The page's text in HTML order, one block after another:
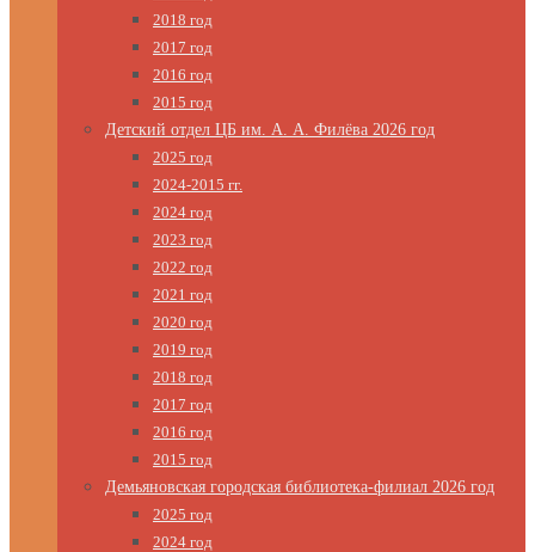
2018 год
2017 год
2016 год
2015 год
Детский отдел ЦБ им. А. А. Филёва 2026 год
2025 год
2024-2015 гг.
2024 год
2023 год
2022 год
2021 год
2020 год
2019 год
2018 год
2017 год
2016 год
2015 год
Демьяновская городская библиотека-филиал 2026 год
2025 год
2024 год